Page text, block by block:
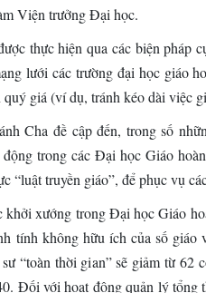
Viện trưởng Đại học.
thực hiện qua các biện pháp
lưới các trường đại học giáo
giá (ví dụ, tránh kéo dài việc
Cha đề cập đến, trong số
trong các Đại học Giáo
“luật truyền giáo”, để phục vụ
khởi xướng trong Đại học Giáo
tính không hữu ích của số
“toàn thời gian” sẽ giảm từ 62
Đối với hoạt động quản lý